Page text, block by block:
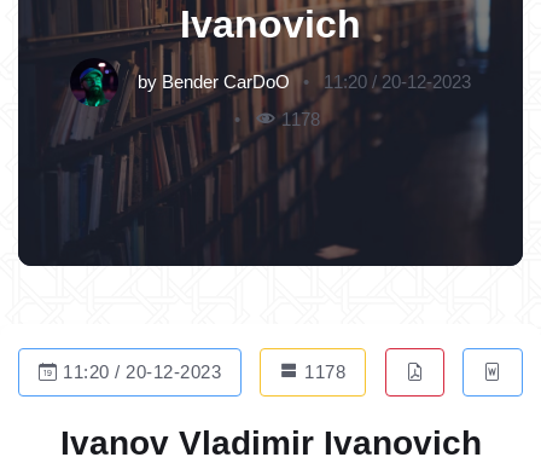
Ivanovich
by Bender CarDoO
11:20 / 20-12-2023
1178
11:20 / 20-12-2023 1178
Ivanov Vladimir Ivanovich